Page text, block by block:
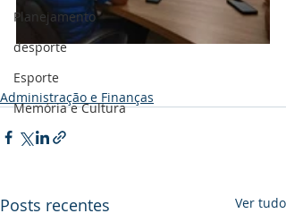
Planejamento
desporte
Esporte
Memória e Cultura
Administração e Finanças
Posts recentes Ver tudo